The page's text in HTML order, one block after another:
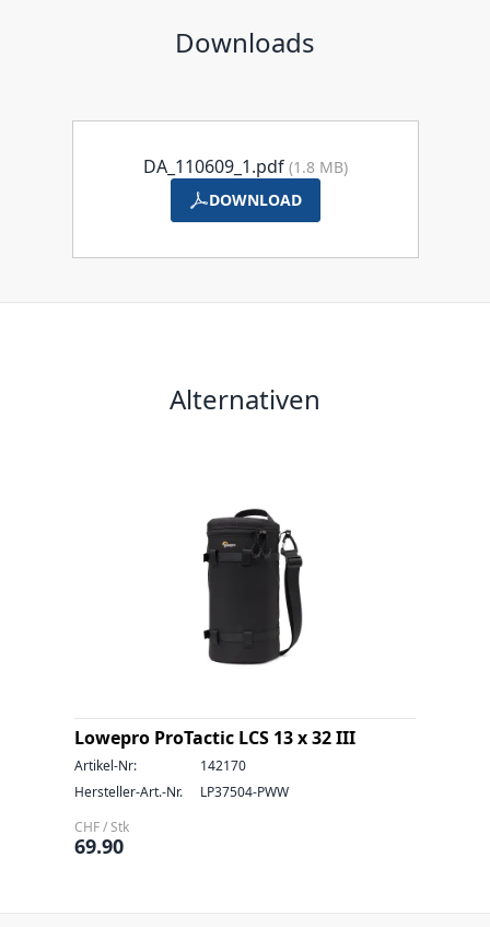
Downloads
DA_110609_1.pdf (1.8 MB)
DOWNLOAD
Alternativen
Lowepro ProTactic LCS 13 x 32 III
Artikel-Nr:
142170
Hersteller-Art.-Nr.
LP37504-PWW
CHF / Stk
69.90